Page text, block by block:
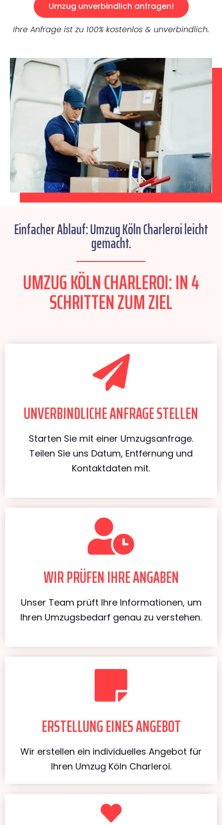
Umzug unverbindlich anfragen!
Ihre Anfrage ist zu 100% kostenlos & unverbindlich.
Einfacher Ablauf: Umzug Köln Charleroi leicht
gemacht.
UMZUG KÖLN CHARLEROI: IN 4
SCHRITTEN ZUM ZIEL
UNVERBINDLICHE ANFRAGE STELLEN
Starten Sie mit einer Umzugsanfrage.
Teilen Sie uns Datum, Entfernung und
Kontaktdaten mit.
WIR PRÜFEN IHRE ANGABEN
Unser Team prüft Ihre Informationen, um
Ihren Umzugsbedarf genau zu verstehen.
ERSTELLUNG EINES ANGEBOT
Wir erstellen ein individuelles Angebot für
Ihren Umzug Köln Charleroi.